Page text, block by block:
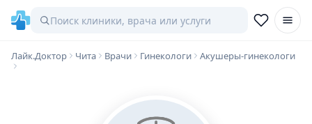
Лайк.Доктор Чита Врачи Гинекологи Акушеры-гинекологи